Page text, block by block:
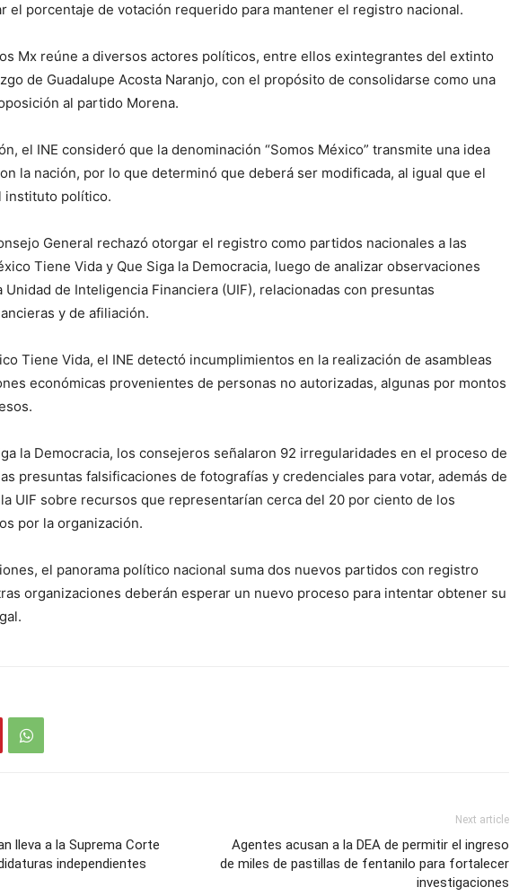
el porcentaje de votación requerido para mantener el registro nacional.
Mx reúne a diversos actores políticos, entre ellos exintegrantes del extinto
de Guadalupe Acosta Naranjo, con el propósito de consolidarse como una
al partido Morena.
el INE consideró que la denominación “Somos México” transmite una idea
la nación, por lo que determinó que deberá ser modificada, al igual que el
instituto político.
General rechazó otorgar el registro como partidos nacionales a las
Tiene Vida y Que Siga la Democracia, luego de analizar observaciones
Unidad de Inteligencia Financiera (UIF), relacionadas con presuntas
y de afiliación.
Tiene Vida, el INE detectó incumplimientos en la realización de asambleas
económicas provenientes de personas no autorizadas, algunas por montos
la Democracia, los consejeros señalaron 92 irregularidades en el proceso de
presuntas falsificaciones de fotografías y credenciales para votar, además de
UIF sobre recursos que representarían cerca del 20 por ciento de los
por la organización.
el panorama político nacional suma dos nuevos partidos con registro
organizaciones deberán esperar un nuevo proceso para intentar obtener su
lleva a la Suprema Corte
independientes
Next article
Agentes acusan a la DEA de permitir el ingreso
de miles de pastillas de fentanilo para fortalecer
investigaciones